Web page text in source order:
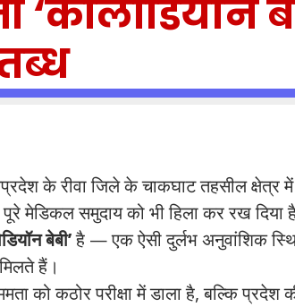
‘कोलोडियॉन
के रीवा जिले के चाकघाट तहसील
मेडिकल समुदाय को भी हिला कर रख दिया
बेबी’है — एक ऐसी दुर्लभ अनुवांशिक
हैं।
को कठोर परीक्षा में डाला है, बल्कि प्रदेश